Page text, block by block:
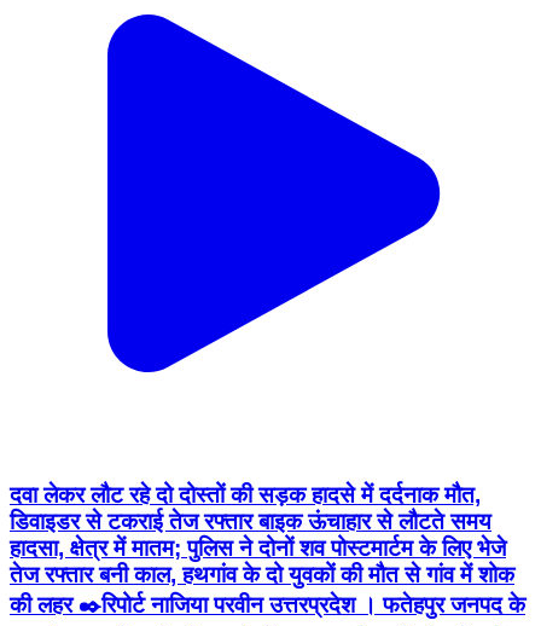
दवा लेकर लौट रहे दो दोस्तों की सड़क हादसे में दर्दनाक मौत,
डिवाइडर से टकराई तेज रफ्तार बाइक ऊंचाहार से लौटते समय
हादसा, क्षेत्र में मातम; पुलिस ने दोनों शव पोस्टमार्टम के लिए भेजे
तेज रफ्तार बनी काल, हथगांव के दो युवकों की मौत से गांव में शोक
की लहर ✒️रिपोर्ट नाजिया परवीन उत्तरप्रदेश । फतेहपुर जनपद के